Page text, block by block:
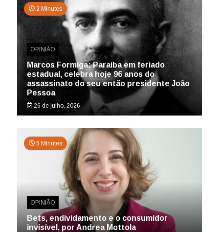
2 Minutes
OPINIÃO
Marcos Formiga: Paraíba em feriado
estadual, celebra hoje 96 anos do
assassinato do seu então presidente João
Pessoa
26 de julho, 2026
5 Minutes
OPINIÃO
Bets, endividamento e o consumidor
invisível, por Andrea Mottola